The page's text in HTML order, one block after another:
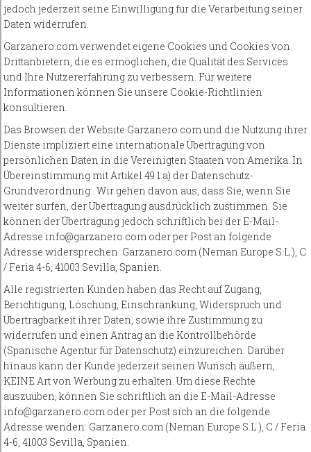
jedoch jederzeit seine Einwilligung für die Verarbeitung seiner
Daten widerrufen.
Garzanero.com verwendet eigene Cookies und Cookies von
Drittanbietern, die es ermöglichen, die Qualität des Services
und Ihre Nutzererfahrung zu verbessern. Für weitere
Informationen können Sie unsere Cookie-Richtlinien
konsultieren.
Das Browsen der Website Garzanero.com und die Nutzung ihrer
Dienste impliziert eine internationale Übertragung von
persönlichen Daten in die Vereinigten Staaten von Amerika. In
Übereinstimmung mit Artikel 49.1.a) der Datenschutz-
Grundverordnung . Wir gehen davon aus, dass Sie, wenn Sie
weiter surfen, der Übertragung ausdrücklich zustimmen. Sie
können der Übertragung jedoch schriftlich bei der E-Mail-
Adresse info@garzanero.com oder per Post an folgende
Adresse widersprechen: Garzanero.com (Neman Europe S.L.), C
/ Feria 4-6, 41003 Sevilla, Spanien.
Alle registrierten Kunden haben das Recht auf Zugang,
Berichtigung, Löschung, Einschränkung, Widerspruch und
Übertragbarkeit ihrer Daten, sowie ihre Zustimmung zu
widerrufen und einen Antrag an die Kontrollbehörde
(Spanische Agentur für Datenschutz) einzureichen. Darüber
hinaus kann der Kunde jederzeit seinen Wunsch äußern,
KEINE Art von Werbung zu erhalten. Um diese Rechte
auszuüben, können Sie schriftlich an die E-Mail-Adresse
info@garzanero.com oder per Post sich an die folgende
Adresse wenden: Garzanero.com (Neman Europe S.L.), C / Feria
4-6, 41003 Sevilla, Spanien.